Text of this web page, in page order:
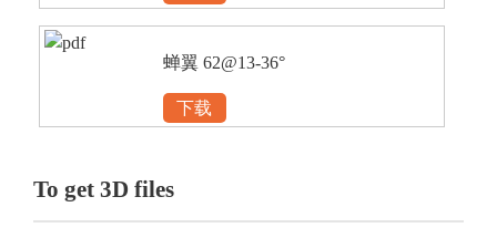
蝉翼 62@13-36°
下载
To get 3D files